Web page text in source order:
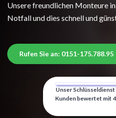
Unsere freundlichen Monteure
Notfall und dies schnell und
Rufen Sie an: 0151-175.788.95
Unser
Kunden bewertet mit